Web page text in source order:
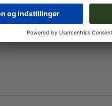
Roll-up eksklusiv
100,0 x 215,0 cm